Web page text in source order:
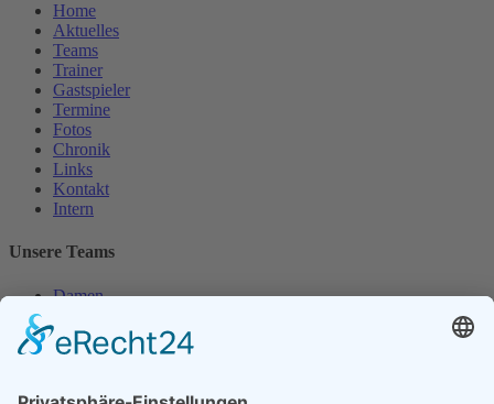
Home
Aktuelles
Teams
Trainer
Gastspieler
Termine
Fotos
Chronik
Links
Kontakt
Intern
Unsere Teams
Damen
Herren
Herren 30